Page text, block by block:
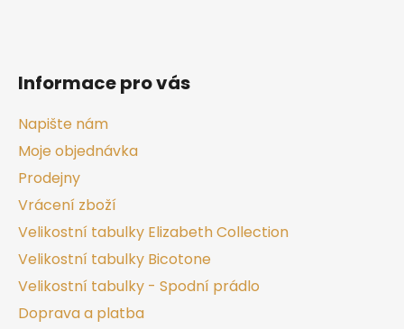
Informace pro vás
Napište nám
Moje objednávka
Prodejny
Vrácení zboží
Velikostní tabulky Elizabeth Collection
Velikostní tabulky Bicotone
Velikostní tabulky - Spodní prádlo
Doprava a platba